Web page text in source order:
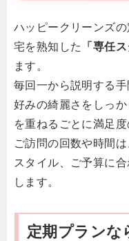
ハッピークリーンズ
宅を熟知した
「専任
ます。
毎回一から説明する
好みの綺麗さをしっ
を重ねるごとに満足
ご訪問の回数や時間
スタイル、ご予算に
します。
定期プランな